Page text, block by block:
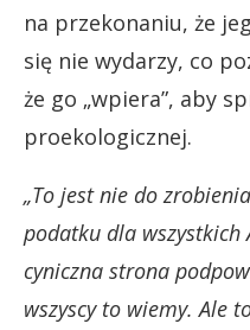
na przekonaniu, że
się nie wydarzy, co
że go „wpiera”, aby
proekologicznej.
„To jest nie do
podatku dla wszystkich
cyniczna strona
wszyscy to wiemy. Ale